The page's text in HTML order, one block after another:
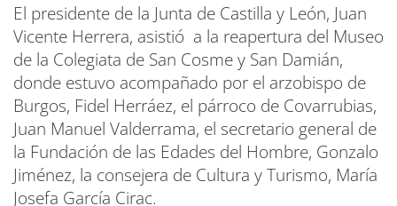
El presidente de la Junta de Castilla y León, Juan
Vicente Herrera, asistió a la reapertura del Museo
de la Colegiata de San Cosme y San Damián,
donde estuvo acompañado por el arzobispo de
Burgos, Fidel Herráez, el párroco de Covarrubias,
Juan Manuel Valderrama, el secretario general de
la Fundación de las Edades del Hombre, Gonzalo
Jiménez, la consejera de Cultura y Turismo, María
Josefa García Cirac.